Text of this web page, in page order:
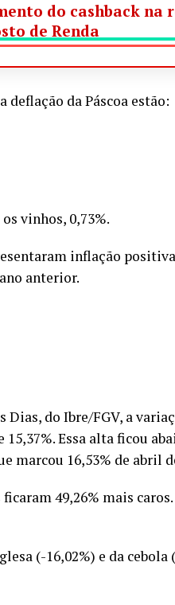
do cashback na
de Renda
da Páscoa estão:
vinhos, 0,73%.
inflação
anterior.
do Ibre/FGV, a
Essa alta ficou
marcou 16,53% de abril
49,26% mais
(-16,02%) e da cebola